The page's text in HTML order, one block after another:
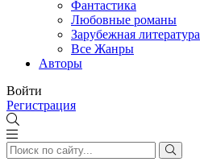
Фантастика
Любовные романы
Зарубежная литература
Все Жанры
Авторы
Войти
Регистрация